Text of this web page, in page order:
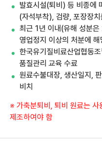
발효시설(퇴비) 등 비종에
(자석부착), 검량, 포장장치
최근 1년 이내(유해 성분
영업정지 이상의 처분에
한국유기질비료산업협동
품질관리 교육 수료
원료수불대장, 생산일지,
비치
※ 가축분퇴비, 퇴비 원료는 사
제조하여야 함